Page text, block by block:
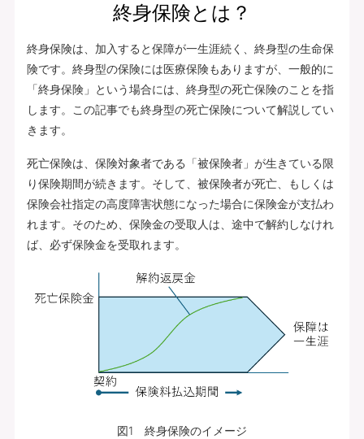
終身保険とは？
終身保険は、加入すると保障が一生涯続く、終身型の生命保
険です。終身型の保険には医療保険もありますが、一般的に
「終身保険」という場合には、終身型の死亡保険のことを指
します。この記事でも終身型の死亡保険について解説してい
きます。
死亡保険は、保険対象者である「被保険者」が生きている限
り保険期間が続きます。そして、被保険者が死亡、もしくは
保険会社指定の高度障害状態になった場合に保険金が支払わ
れます。そのため、保険金の受取人は、途中で解約しなけれ
ば、必ず保険金を受取れます。
図1 終身保険のイメージ